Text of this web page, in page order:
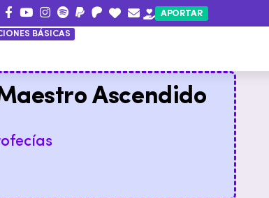
APORTAR
BÁSICAS
Ascendido